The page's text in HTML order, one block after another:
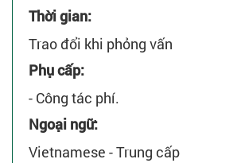
Thời gian:
Trao đổi khi phỏng vấn
Phụ cấp:
- Công tác phí.
Ngoại ngữ:
Vietnamese - Trung cấp